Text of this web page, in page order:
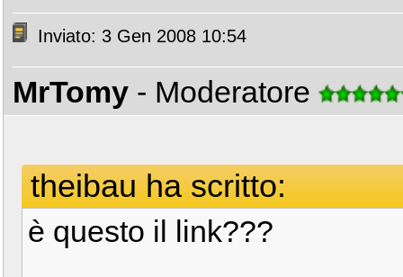
Inviato: 3 Gen 2008 10:54
MrTomy - Moderatore
theibau ha scritto:
è questo il link???